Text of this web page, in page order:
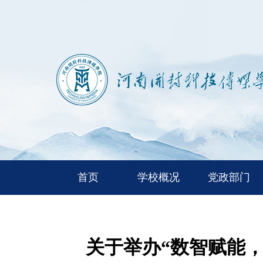
首页 学校概况 党政部门
关于举办“数智赋能